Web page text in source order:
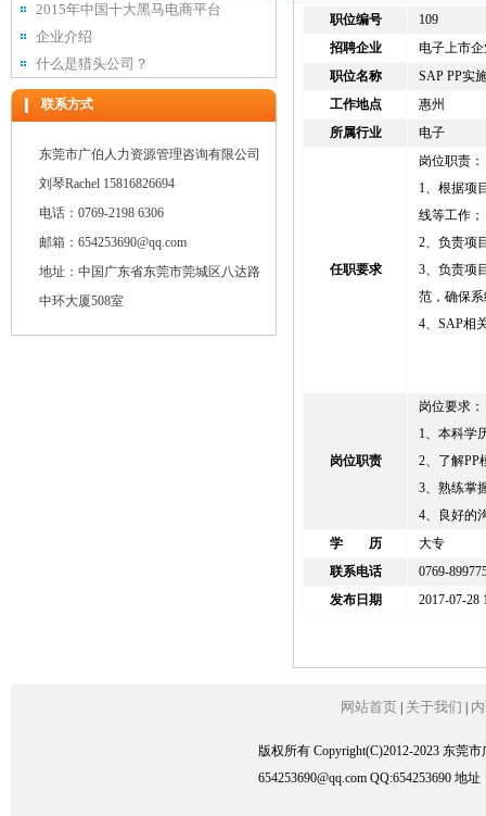
2015年中国十大黑马电商平台
企业介绍
什么是猎头公司？
联系方式
东莞市广伯人力资源管理咨询有限公司
刘琴Rachel 15816826694
电话：0769-2198 6306
邮箱：654253690@qq.com
地址：中国广东省东莞市莞城区八达路
中环大厦508室
职位编号
109
招聘企业
电子上市
职位名称
SAP PP实
工作地点
惠州
所属行业
电子
任职要求
岗位职责：
1、根据项
线等工作；
2、负责项
3、负责项
范，确保
4、SAP相
岗位职责
岗位要求：
1、本科学
2、了解PP
3、熟练掌
4、良好的
学 历
大专
联系电话
0769-
发布日期
2017-07-28
网站首页 关于我们
版权所有 Copyright(C)2012-2023 东莞
654253690@qq.com QQ:654253690 地